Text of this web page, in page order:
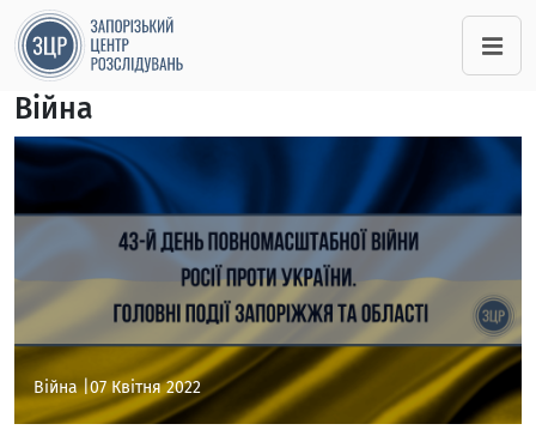
Війна
Війна |07 Квітня 2022